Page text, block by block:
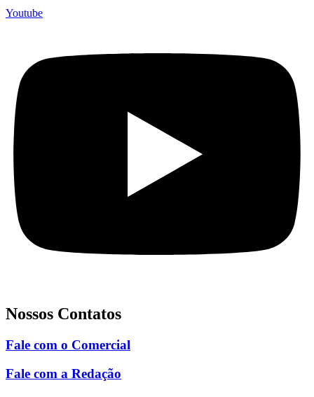
Youtube
Nossos Contatos
Fale com o Comercial
Fale com a Redação